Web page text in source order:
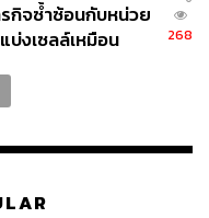
กิจซ้ำซ้อนกับหน่วย
งเซลล์เหมือน
268